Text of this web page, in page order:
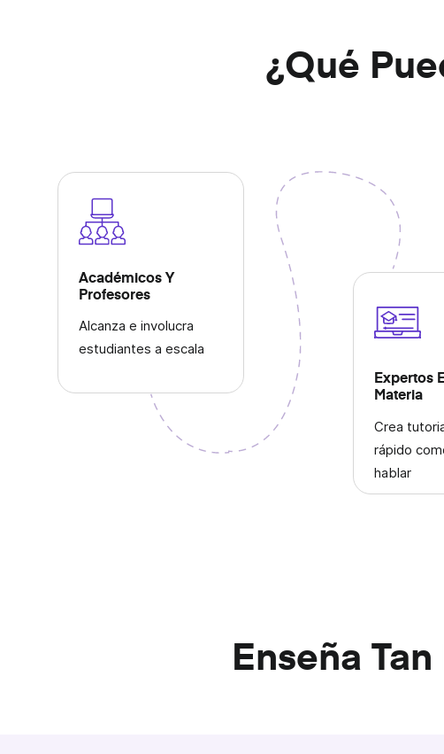
Mantente conectado, comparte novedades y colabora
¿Qué
Académicos Y
Profesores
Alcanza e involucra
estudiantes a escala
Expertos
Materia
Crea
rápido
hablar
Enseña